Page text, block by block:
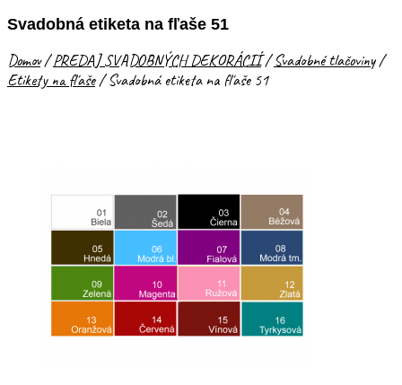
Svadobná etiketa na fľaše 51
Domov/PREDAJ SVADOBNÝCH DEKORÁCIÍ/Svadobné tlačoviny/
Etikety na fľaše/Svadobná etiketa na fľaše 51